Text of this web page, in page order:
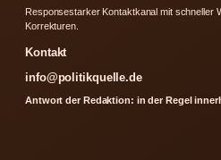
Responsestarker Kontaktkanal mit schneller
Korrekturen.
Kontakt
info@politikquelle.de
Antwort der Redaktion: in der Regel